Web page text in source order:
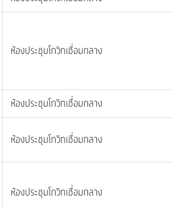
ห้องประชุมโกวิทเชื่อมกลาง
ห้องประชุมโกวิทเชื่อมกลาง
ห้องประชุมโกวิทเชื่อมกลาง
ห้องประชุมโกวิทเชื่อมกลาง